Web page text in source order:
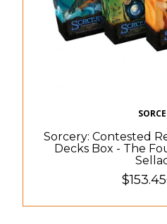
Sorcery: Contested
Decks Box - The